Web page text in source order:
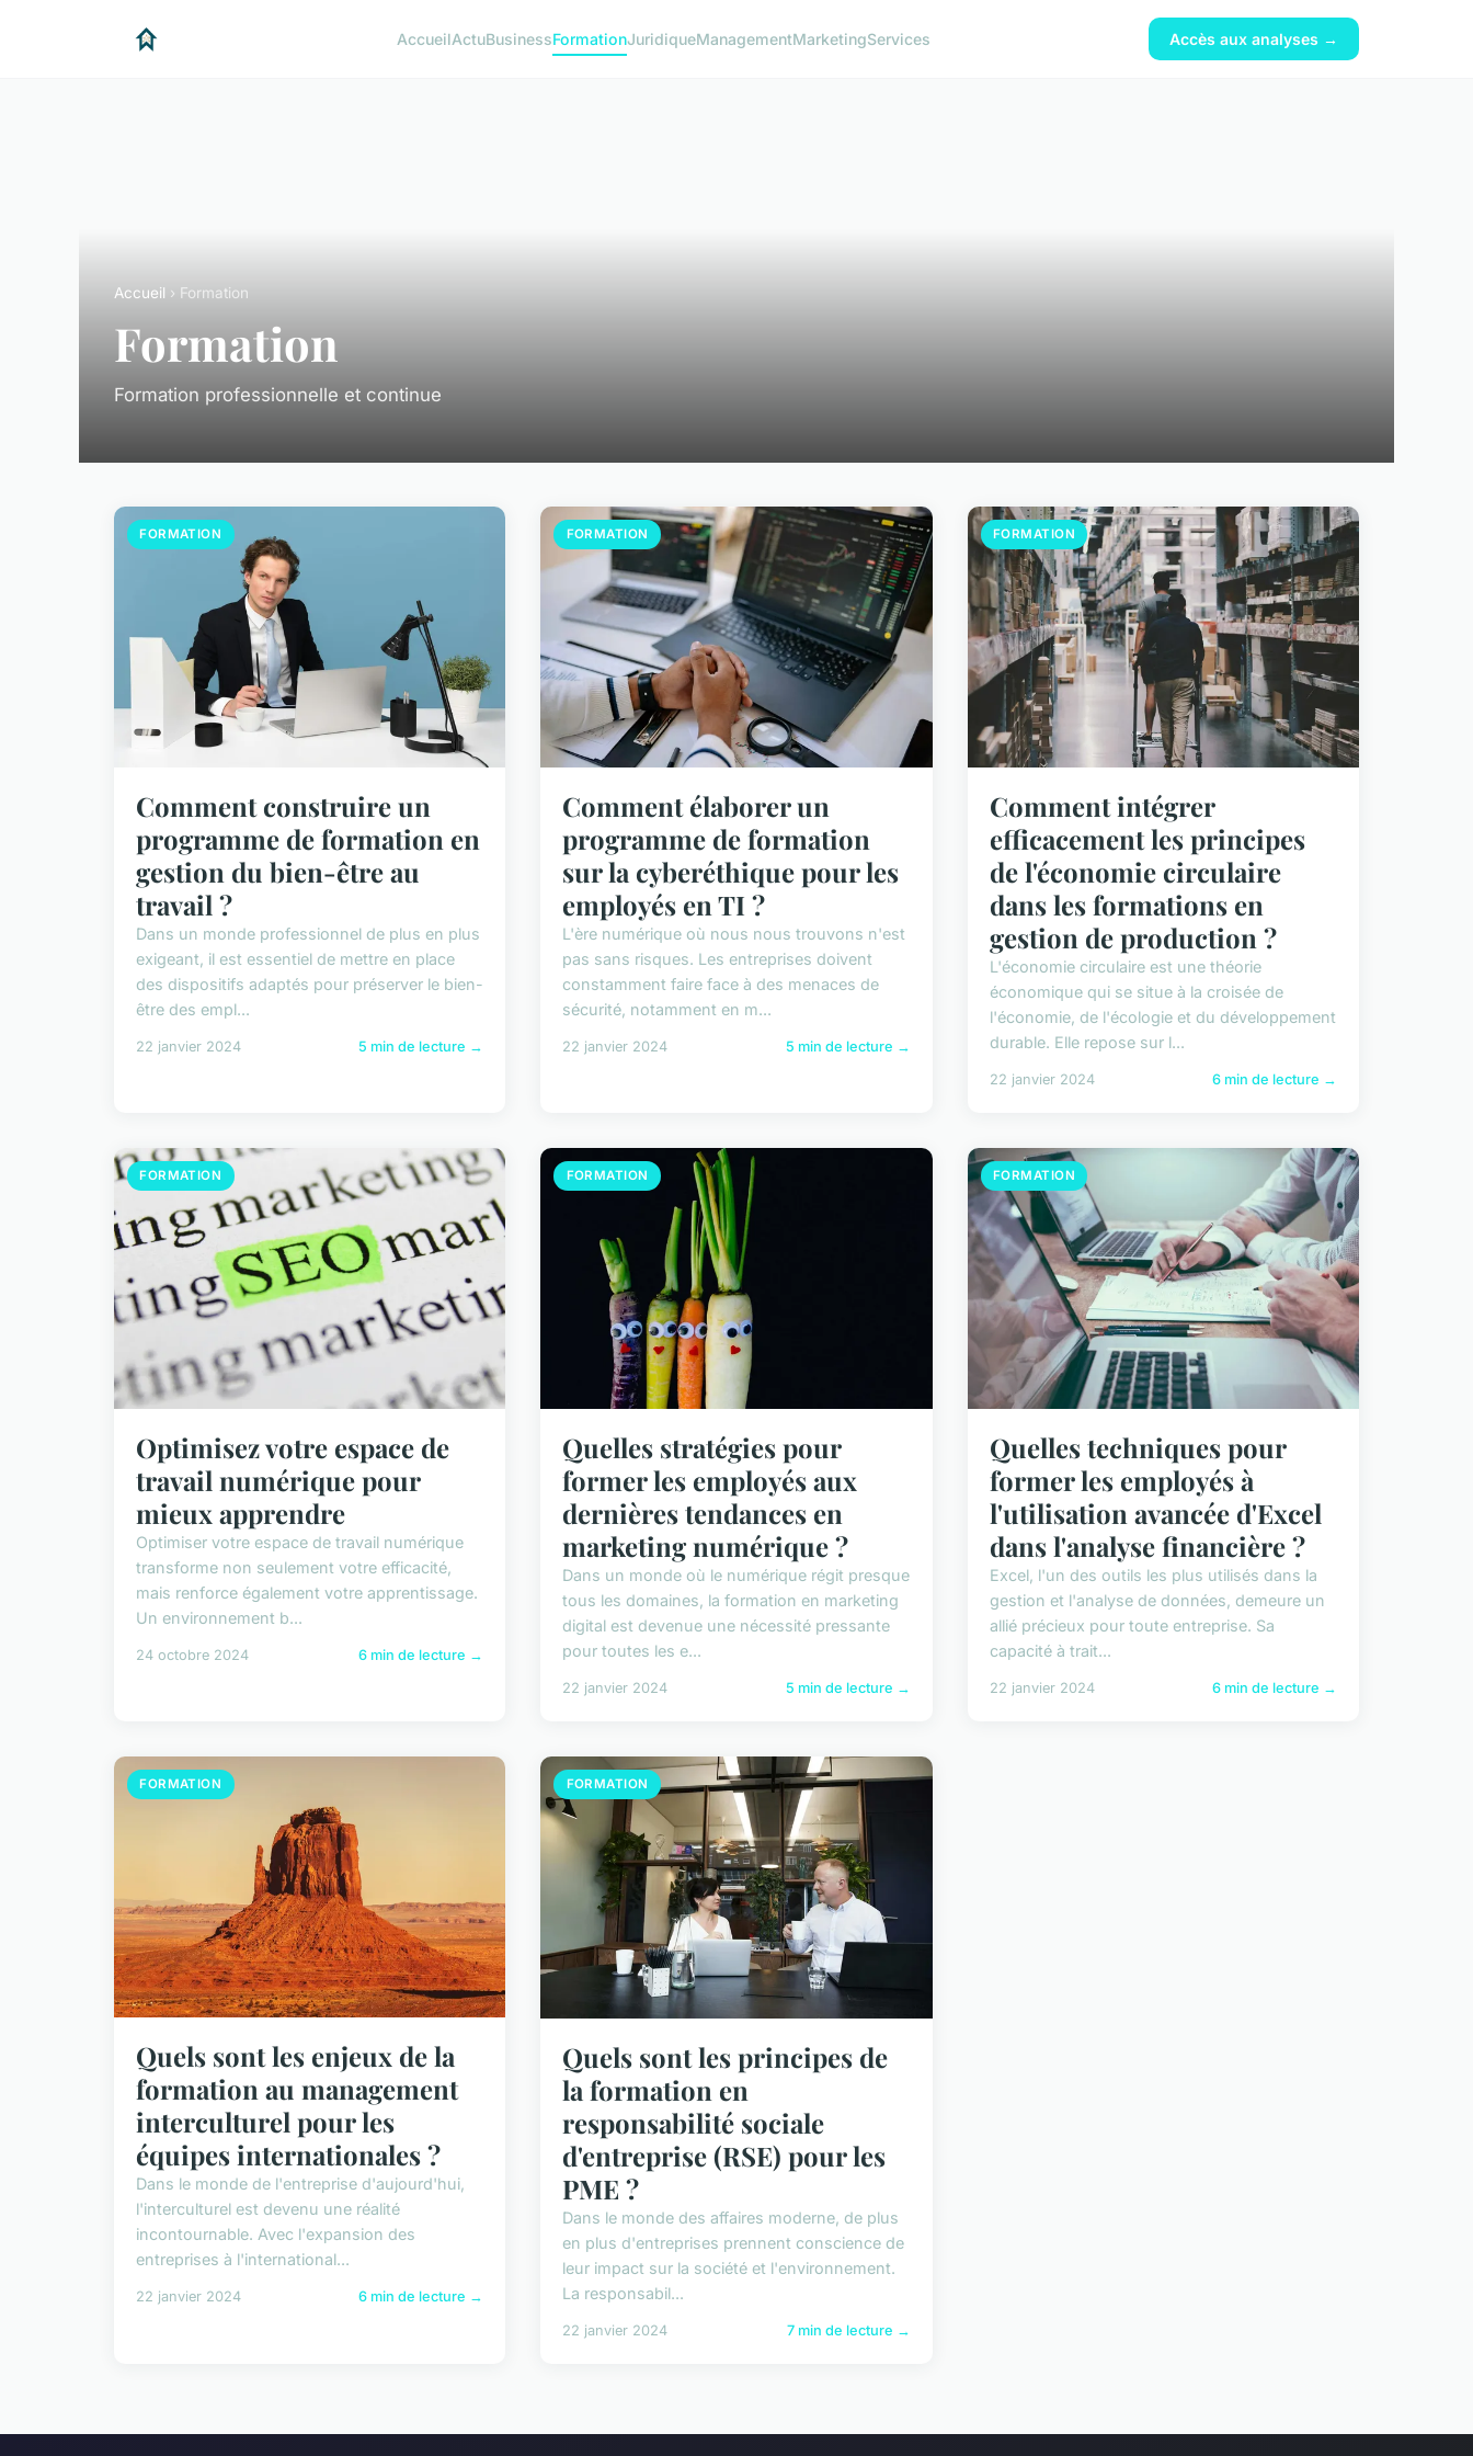
AccueilActuBusinessFormationJuridiqueManagementMarketingServices Accès aux analyses →
Accueil › Formation
Formation
Formation professionnelle et continue
FORMATION
Comment construire un
programme de formation en
gestion du bien-être au
travail ?
Dans un monde professionnel de plus en plus
exigeant, il est essentiel de mettre en place
des dispositifs adaptés pour préserver le bien-
être des empl...
22 janvier 2024 5 min de lecture →
FORMATION
Comment élaborer un
programme de formation
sur la cyberéthique pour les
employés en TI ?
L'ère numérique où nous nous trouvons n'est
pas sans risques. Les entreprises doivent
constamment faire face à des menaces de
sécurité, notamment en m...
22 janvier 2024 5 min de lecture →
FORMATION
Comment intégrer
efficacement les principes
de l'économie circulaire
dans les formations en
gestion de production ?
L'économie circulaire est une théorie
économique qui se situe à la croisée de
l'économie, de l'écologie et du développement
durable. Elle repose sur l...
22 janvier 2024 6 min de lecture →
FORMATION
Optimisez votre espace de
travail numérique pour
mieux apprendre
Optimiser votre espace de travail numérique
transforme non seulement votre efficacité,
mais renforce également votre apprentissage.
Un environnement b...
24 octobre 2024 6 min de lecture →
FORMATION
Quelles stratégies pour
former les employés aux
dernières tendances en
marketing numérique ?
Dans un monde où le numérique régit presque
tous les domaines, la formation en marketing
digital est devenue une nécessité pressante
pour toutes les e...
22 janvier 2024 5 min de lecture →
FORMATION
Quelles techniques pour
former les employés à
l'utilisation avancée d'Excel
dans l'analyse financière ?
Excel, l'un des outils les plus utilisés dans la
gestion et l'analyse de données, demeure un
allié précieux pour toute entreprise. Sa
capacité à trait...
22 janvier 2024 6 min de lecture →
FORMATION
Quels sont les enjeux de la
formation au management
interculturel pour les
équipes internationales ?
Dans le monde de l'entreprise d'aujourd'hui,
l'interculturel est devenu une réalité
incontournable. Avec l'expansion des
entreprises à l'international...
22 janvier 2024 6 min de lecture →
FORMATION
Quels sont les principes de
la formation en
responsabilité sociale
d'entreprise (RSE) pour les
PME ?
Dans le monde des affaires moderne, de plus
en plus d'entreprises prennent conscience de
leur impact sur la société et l'environnement.
La responsabil...
22 janvier 2024 7 min de lecture →